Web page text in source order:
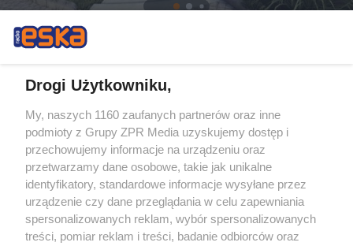
Drogi Użytkowniku,
My, naszych 1160 zaufanych partnerów oraz inne
podmioty z Grupy ZPR Media uzyskujemy dostęp i
przechowujemy informacje na urządzeniu oraz
przetwarzamy dane osobowe, takie jak unikalne
identyfikatory, standardowe informacje wysyłane przez
urządzenie czy dane przeglądania w celu zapewniania
spersonalizowanych reklam, wybór spersonalizowanych
treści, pomiar reklam i treści, badanie odbiorców oraz